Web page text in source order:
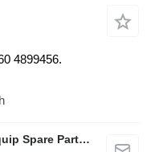
4899456.
Mohammad AL karmy New Heavy Equip Spare Parts TR L.L.C Sole proprietorship